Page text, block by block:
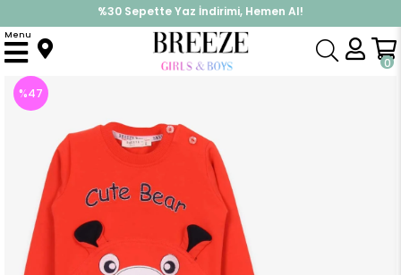
%30 Sepette Yaz İndirimi, Hemen Al!
İndirimlere ek %10 İndirimi Kap, Hemen Üye Ol!
0
Menu
Anasayfa Takımlar Eşofman Takım Erkek Bebek Eşofman Takımı Ayıcıklı Nakışlı Turuncu (9 Ay-1 Yaş)
%47